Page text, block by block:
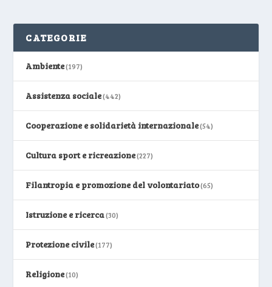
CATEGORIE
Ambiente(197)
Assistenza sociale(442)
Cooperazione e solidarietà internazionale(54)
Cultura sport e ricreazione(227)
Filantropia e promozione del volontariato(65)
Istruzione e ricerca(30)
Protezione civile(177)
Religione(10)